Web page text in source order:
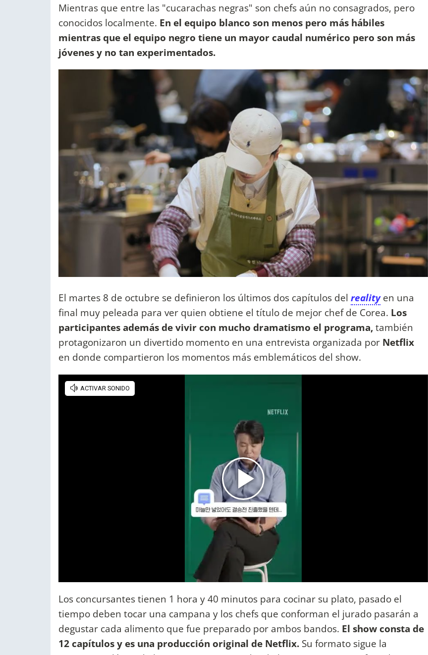
Mientras que entre las "cucarachas negras" son chefs aún no consagrados, pero
conocidos localmente. En el equipo blanco son menos pero más hábiles
mientras que el equipo negro tiene un mayor caudal numérico pero son más
jóvenes y no tan experimentados.
El martes 8 de octubre se definieron los últimos dos capítulos del reality en una
final muy peleada para ver quien obtiene el título de mejor chef de Corea. Los
participantes además de vivir con mucho dramatismo el programa,también
protagonizaron un divertido momento en una entrevista organizada por Netflix
en donde compartieron los momentos más emblemáticos del show.
Los concursantes tienen 1 hora y 40 minutos para cocinar su plato, pasado el
tiempo deben tocar una campana y los chefs que conforman el jurado pasarán a
degustar cada alimento que fue preparado por ambos bandos. El show consta de
12 capítulos y es una producción original de Netflix. Su formato sigue la